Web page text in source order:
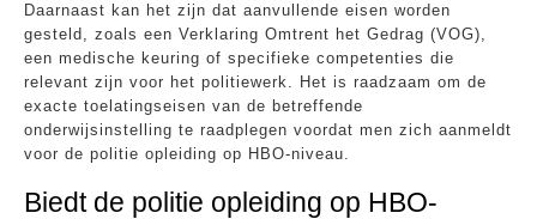
Daarnaast kan het zijn dat aanvullende eisen worden
gesteld, zoals een Verklaring Omtrent het Gedrag (VOG),
een medische keuring of specifieke competenties die
relevant zijn voor het politiewerk. Het is raadzaam om de
exacte toelatingseisen van de betreffende
onderwijsinstelling te raadplegen voordat men zich aanmeldt
voor de politie opleiding op HBO-niveau.
Biedt de politie opleiding op HBO-